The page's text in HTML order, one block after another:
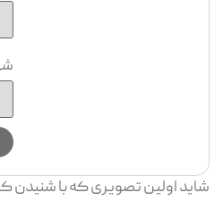
شاید اولین تصویری که با شنیدن